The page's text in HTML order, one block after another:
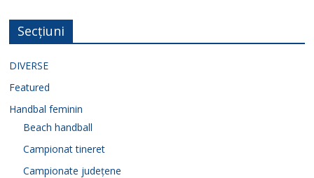
Secțiuni
DIVERSE
Featured
Handbal feminin
Beach handball
Campionat tineret
Campionate județene